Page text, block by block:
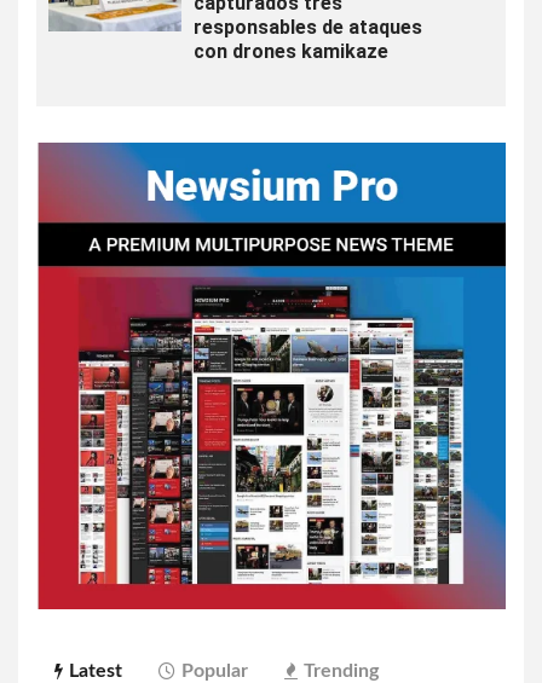
responsables de ataques
con drones kamikaze
Latest Popular Trending